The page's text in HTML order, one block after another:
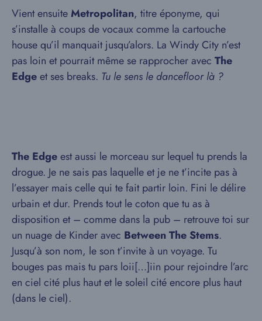
Vient ensuiteMetropolitan, titre éponyme, qui
s’installe à coups de vocaux comme la cartouche
house qu’il manquait jusqu’alors. La Windy City n’est
pas loin et pourrait même se rapprocher avec The
Edgeet ses breaks. Tu le sens le dancefloor là ?
The Edgeest aussi le morceau sur lequel tu prends la
drogue. Je ne sais pas laquelle et je ne t’incite pas à
l’essayer mais celle qui te fait partir loin. Fini le délire
urbain et dur. Prends tout le coton que tu as à
disposition et – comme dans la pub – retrouve toi sur
un nuage de Kinder avec Between The Stems.
Jusqu’à son nom, le son t’invite à un voyage. Tu
bouges pas mais tu pars loii[…]iin pour rejoindre l’arc
en ciel cité plus haut et le soleil cité encore plus haut
(dans le ciel).